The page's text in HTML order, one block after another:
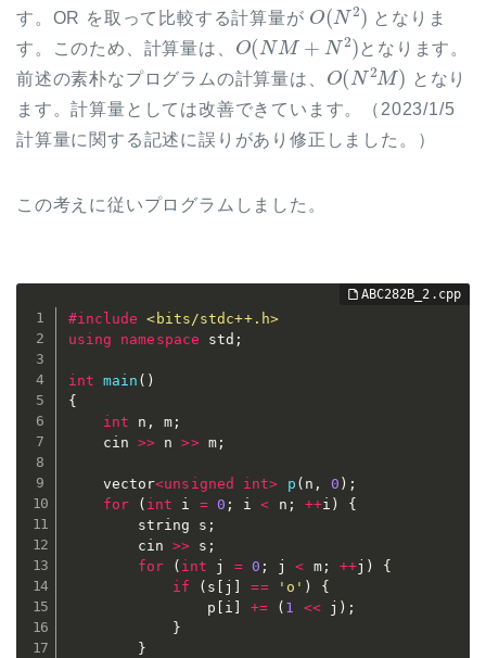
す。OR を取って比較する計算量が
O(N2)
となりま
す。このため、計算量は、
O( NM + 2)
となります。
前述の素朴なプログラムの計算量は、
O(N2M)
となり
ます。計算量としては改善できています。（2023/1/5
計算量に関する記述に誤りがあり修正しました。）
この考えに従いプログラムしました。
#include
<bits/stdc++.h>
using
namespace std ;
int main ( )
{
int n , m ;
	cin
>> n >> m;
	vector
<unsigned int> p ( n , 0 ) ;
for
( int i = 0 ; i < n ; ++i )
{
		string s
;
		cin
>> s ;
for
( int j = 0 ; j < m; ++j )
{
if
( s j == 'o' )
{
				p
i += ( 1 << j ) ;
}
}